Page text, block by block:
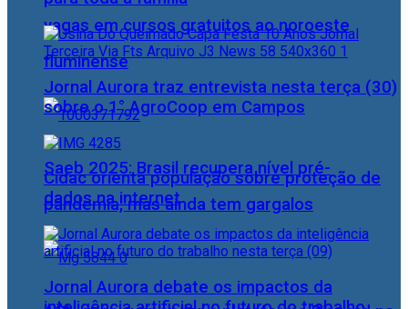
vagas em cursos gratuitos ao noroeste
fluminense
Saeb 2025: Brasil recupera nível pré-
pandemia, mas ainda tem gargalos
Jornal Aurora traz entrevista nesta terça (30)
sobre o 1° AgroCoop em Campos
Cidac orienta população sobre proteção de
dados na internet
Jornal Aurora debate os impactos da